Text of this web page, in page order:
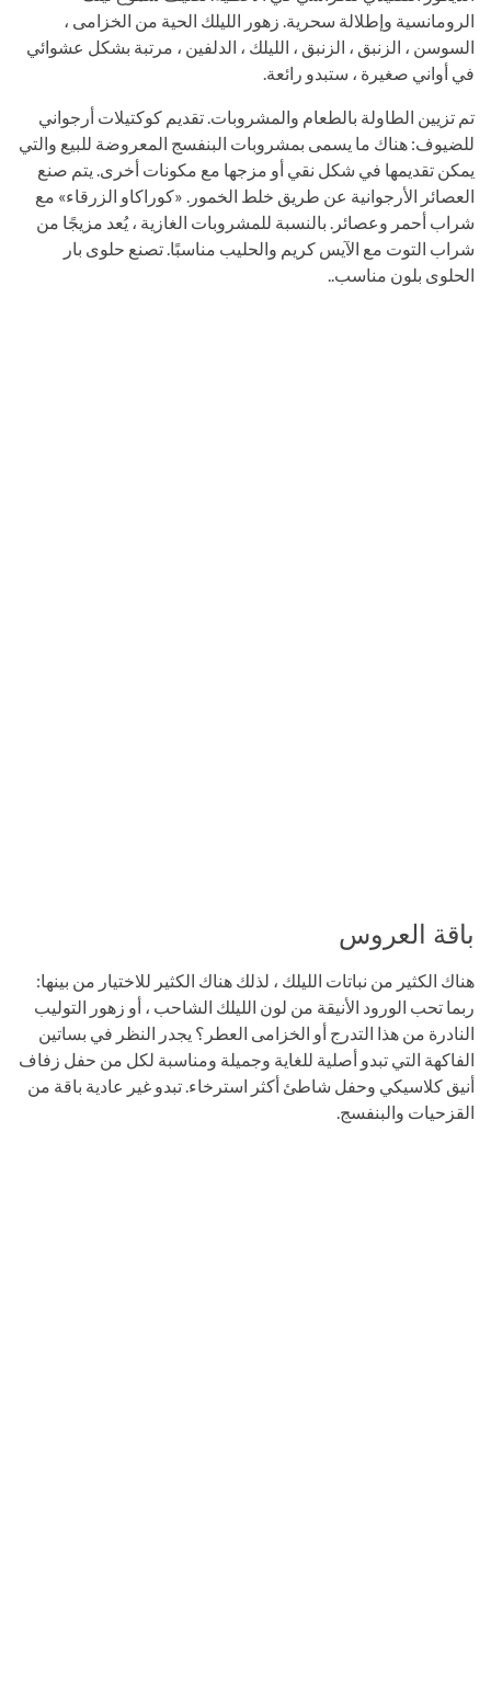
الرومانسية وإطلالة سحرية. زهور الليلك الحية من الخزامى ،
السوسن ، الزنبق ، الزنبق ، الليلك ، الدلفين ، مرتبة بشكل عشوائي
في أواني صغيرة ، ستبدو رائعة.
تم تزيين الطاولة بالطعام والمشروبات. تقديم كوكتيلات أرجواني
للضيوف: هناك ما يسمى بمشروبات البنفسج المعروضة للبيع والتي
يمكن تقديمها في شكل نقي أو مزجها مع مكونات أخرى. يتم صنع
العصائر الأرجوانية عن طريق خلط الخمور. «كوراكاو الزرقاء» مع
شراب أحمر وعصائر. بالنسبة للمشروبات الغازية ، يُعد مزيجًا من
شراب التوت مع الآيس كريم والحليب مناسبًا. تصنع حلوى بار
الحلوى بلون مناسب..
باقة العروس
هناك الكثير من نباتات الليلك ، لذلك هناك الكثير للاختيار من بينها:
ربما تحب الورود الأنيقة من لون الليلك الشاحب ، أو زهور التوليب
النادرة من هذا التدرج أو الخزامى العطر؟ يجدر النظر في بساتين
الفاكهة التي تبدو أصلية للغاية وجميلة ومناسبة لكل من حفل زفاف
أنيق كلاسيكي وحفل شاطئ أكثر استرخاء. تبدو غير عادية باقة من
القزحيات والبنفسج.